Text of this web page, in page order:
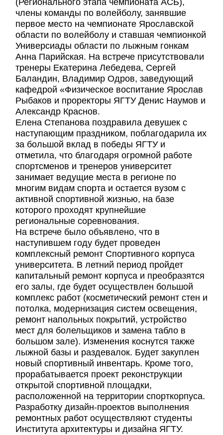
(Регионального этапа чемпионата АСБ),
члены команды по волейболу, занявшие
первое место на чемпионате Ярославской
области по волейболу и ставшая чемпионкой
Универсиады области по лыжным гонкам
Анна Парийская. На встрече присутствовали
тренеры Екатерина Лебедева, Сергей
Баландин, Владимир Одров, заведующий
кафедрой «Физическое воспитание Ярослав
Рыбаков и проректоры ЯГТУ Денис Наумов и
Александр Краснов.
Елена Степанова поздравила девушек с
наступающим праздником, поблагодарила их
за большой вклад в победы ЯГТУ и
отметила, что благодаря огромной работе
спортсменов и тренеров университет
занимает ведущие места в регионе по
многим видам спорта и остается вузом с
активной спортивной жизнью, на базе
которого проходят крупнейшие
региональные соревнования.
На встрече было объявлено, что в
наступившем году будет проведен
комплексный ремонт Спортивного корпуса
университета. В летний период пройдет
капитальный ремонт корпуса и преобразятся
его залы, где будет осуществлен большой
комплекс работ (косметический ремонт стен и
потолка, модернизация систем освещения,
ремонт напольных покрытий, устройство
мест для болельщиков и замена табло в
большом зале). Изменения коснутся также
лыжной базы и раздевалок. Будет закуплен
новый спортивный инвентарь. Кроме того,
прорабатывается проект реконструкции
открытой спортивной площадки,
расположенной на территории спорткорпуса.
Разработку дизайн-проектов выполнения
ремонтных работ осуществляют студенты
Института архитектуры и дизайна ЯГТУ.